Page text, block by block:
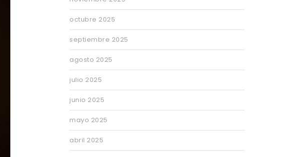
octubre 2025
septiembre 2025
agosto 2025
julio 2025
junio 2025
mayo 2025
abril 2025